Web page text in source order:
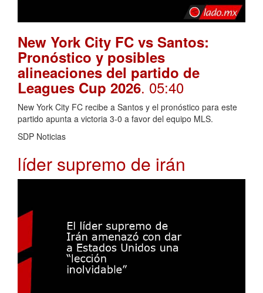
New York City FC vs Santos:
Pronóstico y posibles
alineaciones del partido de
Leagues Cup 2026. 05:40
New York City FC recibe a Santos y el pronóstico para este
partido apunta a victoria 3-0 a favor del equipo MLS.
SDP Noticias
líder supremo de irán